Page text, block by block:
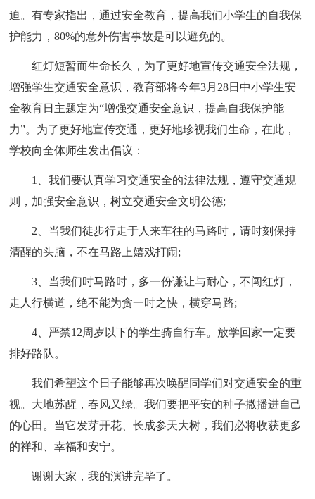
迫。有专家指出，通过安全教育，提高我们小学生的自我保
护能力，80%的意外伤害事故是可以避免的。
红灯短暂而生命长久，为了更好地宣传交通安全法规，
增强学生交通安全意识，教育部将今年3月28日中小学生安
全教育日主题定为“增强交通安全意识，提高自我保护能
力”。为了更好地宣传交通，更好地珍视我们生命，在此，
学校向全体师生发出倡议：
1、我们要认真学习交通安全的法律法规，遵守交通规
则，加强安全意识，树立交通安全文明公德;
2、当我们徒步行走于人来车往的马路时，请时刻保持
清醒的头脑，不在马路上嬉戏打闹;
3、当我们时马路时，多一份谦让与耐心，不闯红灯，
走人行横道，绝不能为贪一时之快，横穿马路;
4、严禁12周岁以下的学生骑自行车。放学回家一定要
排好路队。
我们希望这个日子能够再次唤醒同学们对交通安全的重
视。大地苏醒，春风又绿。我们要把平安的种子撒播进自己
的心田。当它发芽开花、长成参天大树，我们必将收获更多
的祥和、幸福和安宁。
谢谢大家，我的演讲完毕了。